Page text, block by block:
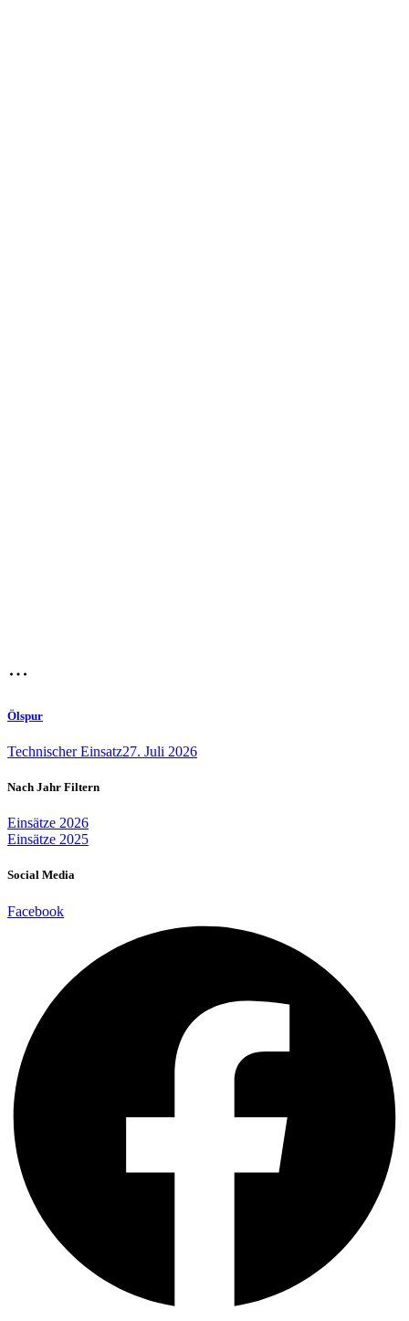
Ölspur
Technischer Einsatz27. Juli 2026
Nach Jahr Filtern
Einsätze 2026
Einsätze 2025
Social Media
Facebook